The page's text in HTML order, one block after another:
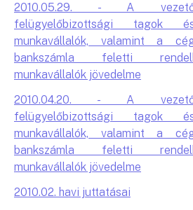
2010.05.29. - A vezető
felügyelőbizottsági tagok
munkavállalók, valamint a
bankszámla feletti
munkavállalók jövedelme
2010.04.20. - A vezető
felügyelőbizottsági tagok
munkavállalók, valamint a
bankszámla feletti
munkavállalók jövedelme
2010.02. havi juttatásai